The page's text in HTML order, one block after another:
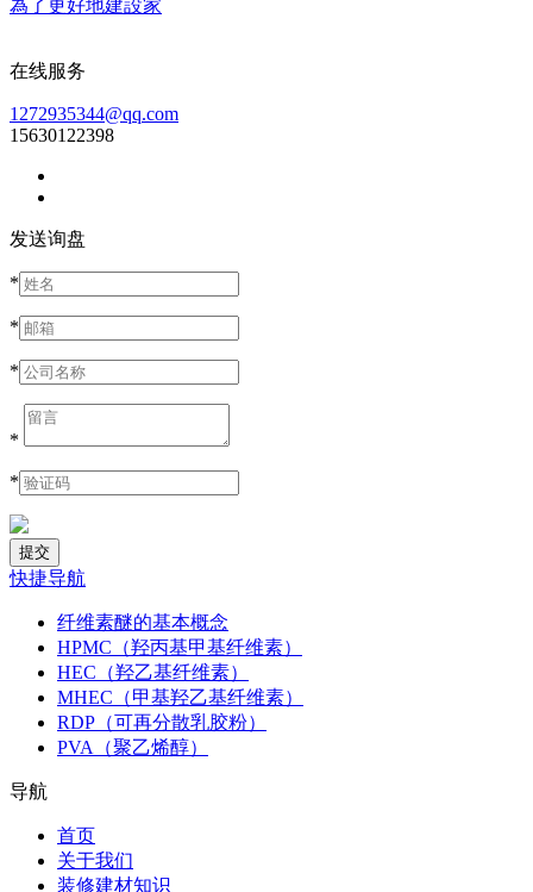
為了更好地建設家
在线服务
1272935344@qq.com
15630122398
发送询盘
*
*
*
*
*
快捷导航
纤维素醚的基本概念
HPMC（羟丙基甲基纤维素）
HEC（羟乙基纤维素）
MHEC（甲基羟乙基纤维素）
RDP（可再分散乳胶粉）
PVA（聚乙烯醇）
导航
首页
关于我们
装修建材知识